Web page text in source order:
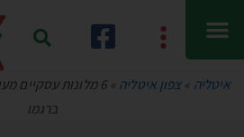
איטליה »צפון איטליה » 6 מלונות עסקיים
ברגמו